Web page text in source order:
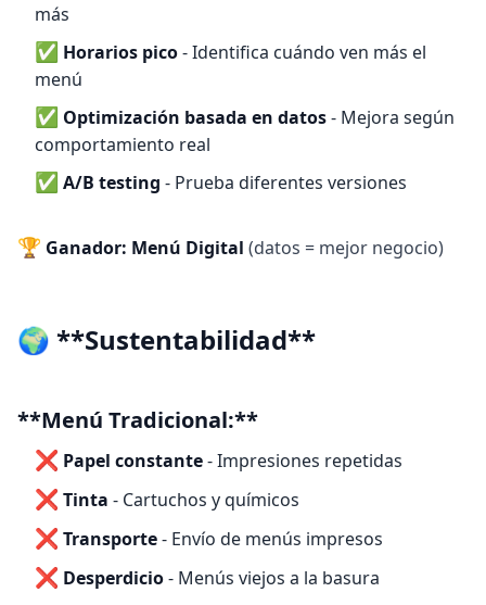
más
✅ Horarios pico- Identifica cuándo ven más el
menú
✅ Optimización basada en datos- Mejora según
comportamiento real
✅ A/B testing - Prueba diferentes versiones
🏆 Ganador: Menú Digital (datos = mejor negocio)
🌍 **Sustentabilidad**
**Menú Tradicional:**
❌ Papel constante- Impresiones repetidas
❌ Tinta - Cartuchos y químicos
❌ Transporte- Envío de menús impresos
❌ Desperdicio- Menús viejos a la basura